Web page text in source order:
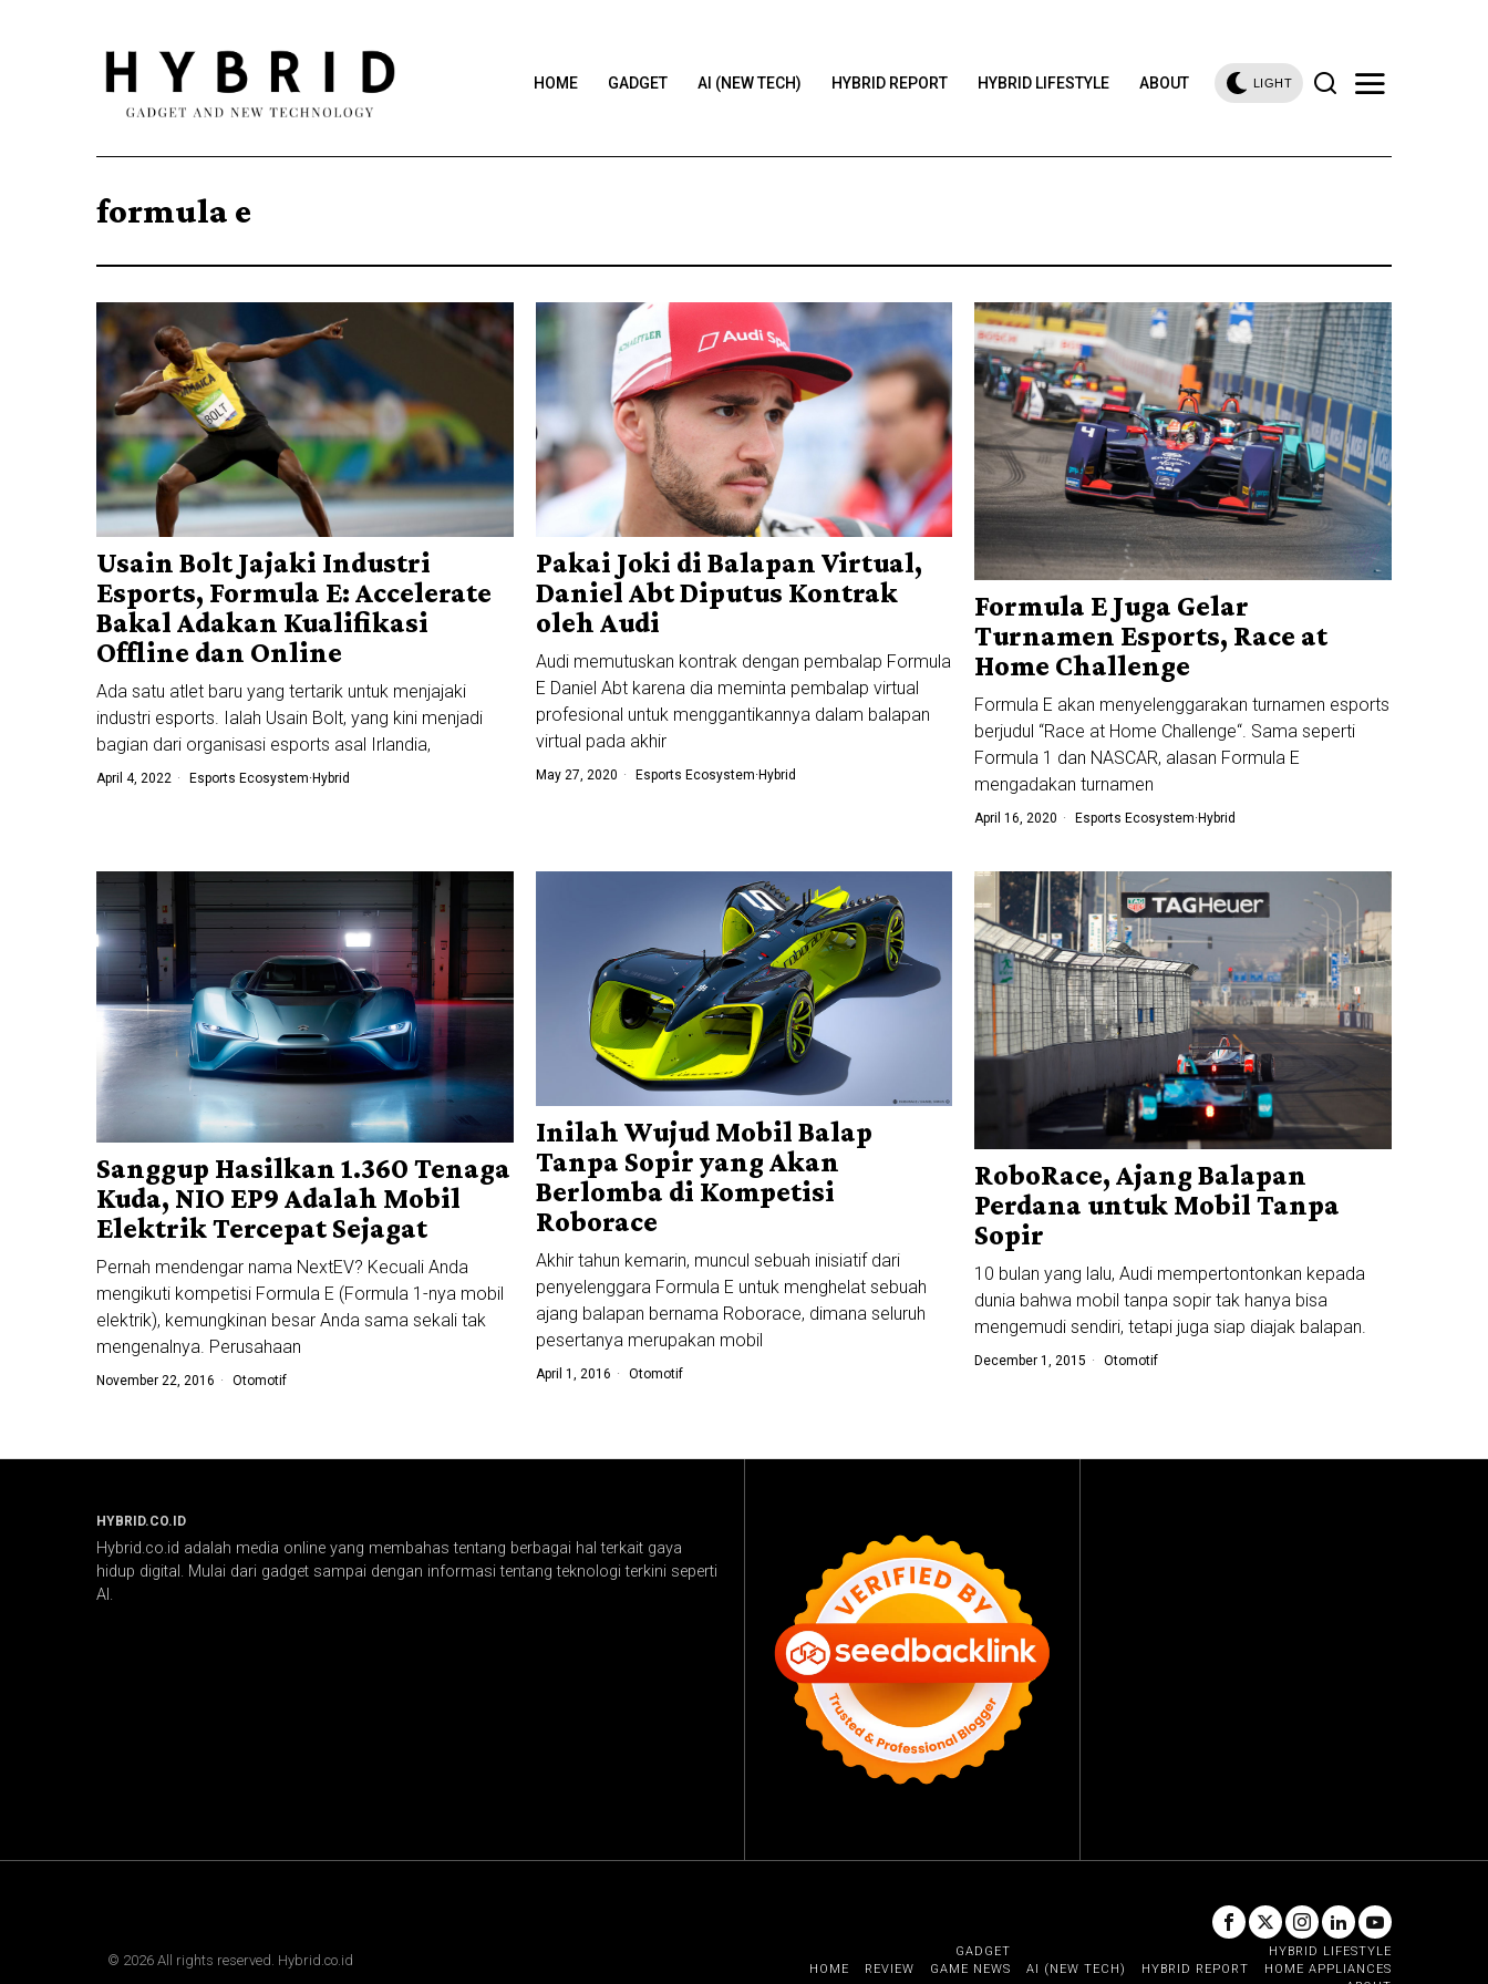
HOME GADGET AI (NEW TECH) HYBRID REPORT HYBRID LIFESTYLE ABOUT LIGHT
formula e
Usain Bolt Jajaki Industri
Esports, Formula E: Accelerate
Bakal Adakan Kualifikasi
Offline dan Online
Ada satu atlet baru yang tertarik untuk menjajaki
industri esports. Ialah Usain Bolt, yang kini menjadi
bagian dari organisasi esports asal Irlandia,
April 4, 2022 Esports Ecosystem·Hybrid
Pakai Joki di Balapan Virtual,
Daniel Abt Diputus Kontrak
oleh Audi
Audi memutuskan kontrak dengan pembalap Formula
E Daniel Abt karena dia meminta pembalap virtual
profesional untuk menggantikannya dalam balapan
virtual pada akhir
May 27, 2020 Esports Ecosystem·Hybrid
Formula E Juga Gelar
Turnamen Esports, Race at
Home Challenge
Formula E akan menyelenggarakan turnamen esports
berjudul “Race at Home Challenge“. Sama seperti
Formula 1 dan NASCAR, alasan Formula E
mengadakan turnamen
April 16, 2020 Esports Ecosystem· Hybrid
Sanggup Hasilkan 1.360 Tenaga
Kuda, NIO EP9 Adalah Mobil
Elektrik Tercepat Sejagat
Pernah mendengar nama NextEV? Kecuali Anda
mengikuti kompetisi Formula E (Formula 1-nya mobil
elektrik), kemungkinan besar Anda sama sekali tak
mengenalnya. Perusahaan
November 22, 2016 Otomotif
Inilah Wujud Mobil Balap
Tanpa Sopir yang Akan
Berlomba di Kompetisi
Roborace
Akhir tahun kemarin, muncul sebuah inisiatif dari
penyelenggara Formula E untuk menghelat sebuah
ajang balapan bernama Roborace, dimana seluruh
pesertanya merupakan mobil
April 1, 2016 Otomotif
RoboRace, Ajang Balapan
Perdana untuk Mobil Tanpa
Sopir
10 bulan yang lalu, Audi mempertontonkan kepada
dunia bahwa mobil tanpa sopir tak hanya bisa
mengemudi sendiri, tetapi juga siap diajak balapan.
December 1, 2015 Otomotif
HYBRID.CO.ID
Hybrid.co.id adalah media online yang membahas tentang berbagai hal terkait gaya
hidup digital. Mulai dari gadget sampai dengan informasi tentang teknologi terkini seperti
AI.
© 2026 All rights reserved. Hybrid.co.id
HOME
GADGET
REVIEW
GAME NEWS AI (NEW TECH) HYBRID REPORT
HYBRID LIFESTYLE
HOME APPLIANCES